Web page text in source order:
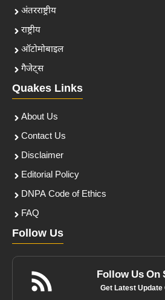
अंतरराष्ट्रीय
राष्ट्रीय
ऑटोमोबाइल
गैजेट्स
Quakes Links
About Us
Contact Us
Disclaimer
Editorial Policy
DNPA Code of Ethics
FAQ
Follow Us
Follow Us On
Get Latest Update